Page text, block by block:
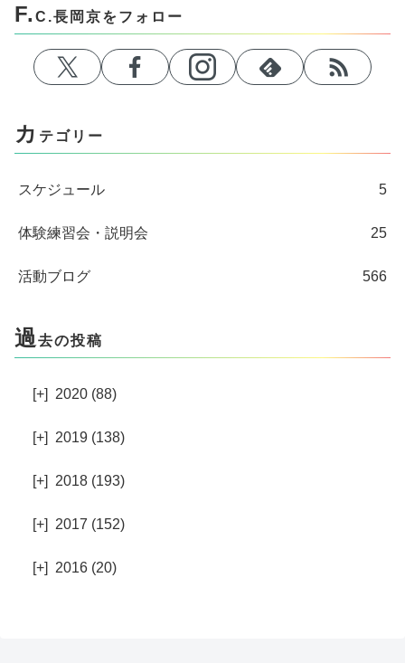
F. C.長岡京をフォロー
カ テゴリー
スケジュール 5
体験練習会・説明会 25
活動ブログ 566
過 去の投稿
[+] 2020 (88)
[+] 2019 (138)
[+] 2018 (193)
[+] 2017 (152)
[+] 2016 (20)